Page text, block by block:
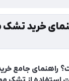
خرید تشک
جامع